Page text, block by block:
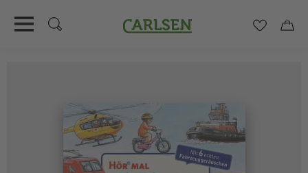
Carlsen